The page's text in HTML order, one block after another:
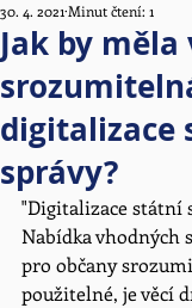
Jak by
digitalizace
správy?
30. 4. 2021 Minut čtení: 1
"Digitalizace státní
Nabídka vhodných
pro občany
použitelné, je věcí